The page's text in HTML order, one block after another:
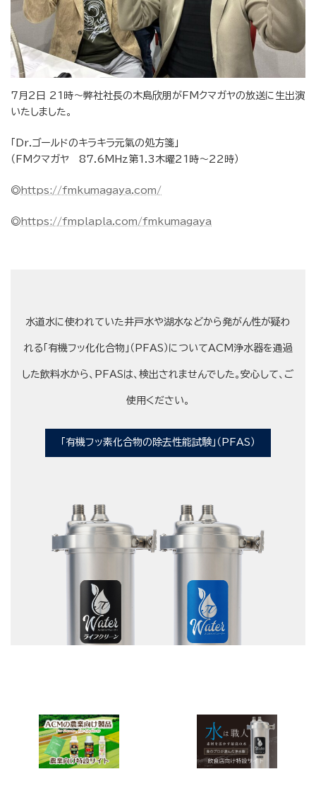
7月2日 21時～弊社社長の木島欣朋がFMクマガヤの放送に生出演
いたしました。
「Dr.ゴールドのキラキラ元氣の処方箋」
（FMクマガヤ 87.6MHz第1.3木曜21時〜22時）
◎ https://fmkumagaya.com/
◎ https://fmplapla.com/fmkumagaya
水道水に使われていた井戸水や湖水などから発がん性が疑わ
れる「有機フッ化化合物」（PFAS）についてACM浄水器を通過
した飲料水から、PFASは、検出されませんでした。安心して、ご
使用ください。
「有機フッ素化合物の除去性能試験」（PFAS）